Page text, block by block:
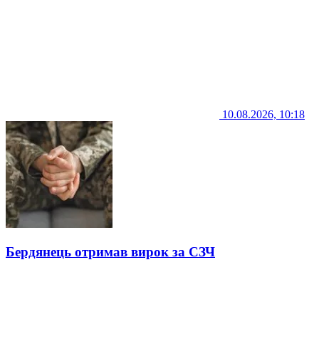
10.08.2026, 10:18
Бердянець отримав вирок за СЗЧ